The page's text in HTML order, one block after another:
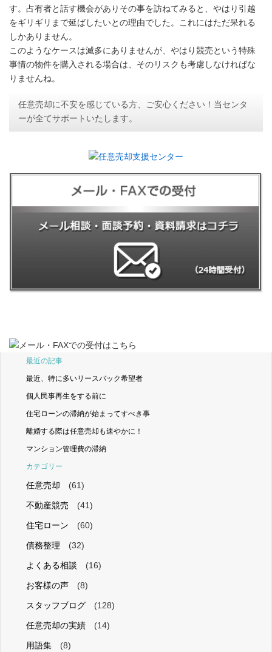
す。占有者と話す機会がありその事を訪ねてみると、やはり引越
をギリギリまで延ばしたいとの理由でした。これにはただ呆れる
しかありません。
このようなケースは滅多にありませんが、やはり競売という特殊
事情の物件を購入される場合は、そのリスクも考慮しなければな
りませんね。
任意売却に不安を感じている方、ご安心ください！当センタ
ーが全てサポートいたします。
最近の記事
最近、特に多いリースバック希望者
個人民事再生をする前に
住宅ローンの滞納が始まってすべき事
離婚する際は任意売却も速やかに！
マンション管理費の滞納
カテゴリー
任意売却 (61)
不動産競売 (41)
住宅ローン (60)
債務整理 (32)
よくある相談 (16)
お客様の声 (8)
スタッフブログ (128)
任意売却の実績 (14)
用語集 (8)